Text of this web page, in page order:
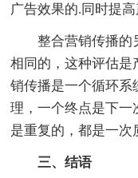
广告效果的.同时提高
整合营销传播的
相同的，这种评估是
销传播是一个循环系
理，一个终点是下一
是重复的，都是一次
三、结语